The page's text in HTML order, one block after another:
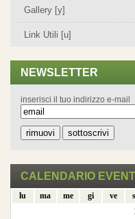
Gallery [y]
Link Utili [u]
NEWSLETTER
inserisci il tuo indirizzo e-mail
CALENDARIO EVENTI
lu ma me gi ve